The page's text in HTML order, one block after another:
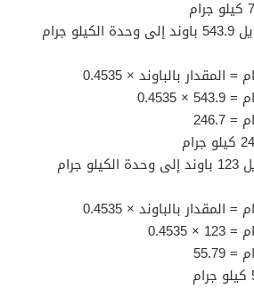
جرام
المقدار بالباوند × 0.4535
جرام
المقدار بالباوند × 0.4535